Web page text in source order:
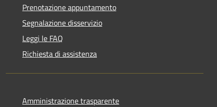
Prenotazione appuntamento
Segnalazione disservizio
Leggi le FAQ
Richiesta di assistenza
Amministrazione trasparente